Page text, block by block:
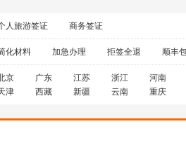
人旅游签证 商务签证
化材料 加急办理 拒签全退 顺丰
京 广东 江苏 浙江
河南
津 西藏 新疆 云南 重庆